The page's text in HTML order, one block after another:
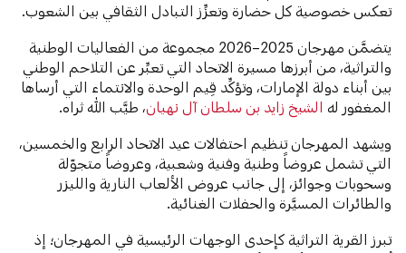
تعكس خصوصية كل حضارة وتعزِّز التبادل الثقافي بين الشعوب.
يتضمَّن مهرجان 2025–2026 مجموعة من الفعاليات الوطنية
والتراثية، من أبرزها مسيرة الاتحاد التي تعبِّر عن التلاحم الوطني
بين أبناء دولة الإمارات، وتؤكِّد قِيم الوحدة والانتماء التي أرساها
المغفور لهالشيخ زايد بن سلطان آل نهيان، طيَّب الله ثراه.
ويشهد المهرجان تنظيم احتفالات عيد الاتحاد الرابع والخمسين،
التي تشمل عروضاً وطنية وفنية وشعبية، وعروضاً متجوّلة
وسحوبات وجوائز، إلى جانب عروض الألعاب النارية والليزر
والطائرات المسيَّرة والحفلات الغنائية.
تبرز القرية التراثية كإحدى الوجهات الرئيسية في المهرجان؛ إذ